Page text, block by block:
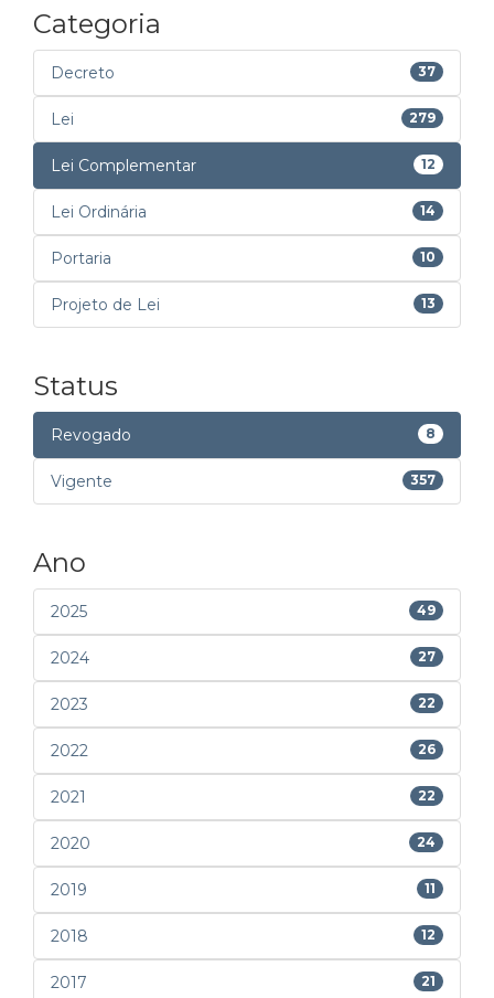
Categoria
Decreto 37
Lei 279
Lei Complementar 12
Lei Ordinária 14
Portaria 10
Projeto de Lei 13
Status
Revogado 8
Vigente 357
Ano
2025 49
2024 27
2023 22
2022 26
2021 22
2020 24
2019 11
2018 12
2017 21